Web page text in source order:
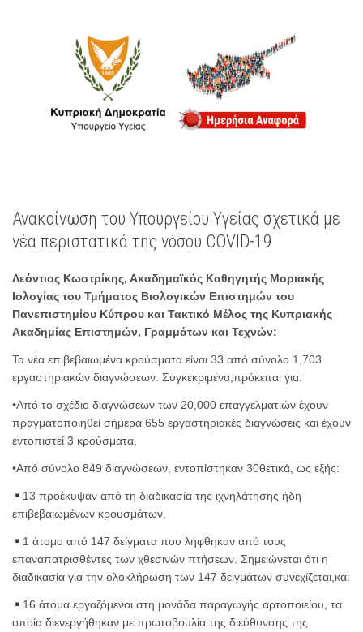
Ανακοίνωση του Υπουργείου Υγείας σχετικά με
νέα περιστατικά της νόσου COVID-19
Λεόντιος Κωστρίκης, Ακαδημαϊκός Καθηγητής Μοριακής
Ιολογίας του Τμήματος Βιολογικών Επιστημών του
Πανεπιστημίου Κύπρου και Τακτικό Μέλος της Κυπριακής
Ακαδημίας Επιστημών, Γραμμάτων και Τεχνών:
Τα νέα επιβεβαιωμένα κρούσματα είναι 33 από σύνολο 1,703
εργαστηριακών διαγνώσεων. Συγκεκριμένα,πρόκειται για:
•Από το σχέδιο διαγνώσεων των 20,000 επαγγελματιών έχουν
πραγματοποιηθεί σήμερα 655 εργαστηριακές διαγνώσεις και έχουν
εντοπιστεί 3 κρούσματα,
•Από σύνολο 849 διαγνώσεων, εντοπίστηκαν 30θετικά, ως εξής:
13 προέκυψαν από τη διαδικασία της ιχνηλάτησης ήδη
επιβεβαιωμένων κρουσμάτων,
1 άτομο από 147 δείγματα που λήφθηκαν από τους
επαναπατρισθέντες των χθεσινών πτήσεων. Σημειώνεται ότι η
διαδικασία για την ολοκλήρωση των 147 δειγμάτων συνεχίζεται,και
16 άτομα εργαζόμενοι στη μονάδα παραγωγής αρτοποιείου, τα
οποία διενεργήθηκαν με πρωτοβουλία της διεύθυνσης της